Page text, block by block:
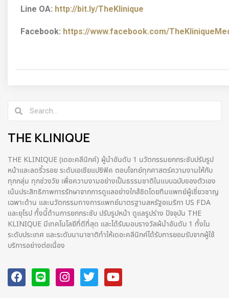
Line OA: http://bit.ly/TheKlinique
Facebook: https://www.facebook.com/
THE KLINIQUE
THE KLINIQUE (เดอะคลีนิกค์) ผู้นำอันดับ 1 นวัตกรรมยกกระชับปรับรูป
หน้าและลดริ้วรอย ระดับเอเชียแปซิฟิค ตอบโจทย์ทุกศาสตร์ความงามให้กับ
ทุกกลุ่ม ทุกช่วงวัย เพื่อความงามอย่างเป็นธรรมชาติในแบบฉบับของตัวเอง
เน้นประสิทธิภาพการรักษาจากการดูแลอย่างใกล้ชิดโดยทีมแพทย์ผู้เชี่ยวชาญ
เฉพาะด้าน และนวัตกรรมทางการแพทย์มาตรฐานสหรัฐอเมริกา US FDA
และยุโรป ทั้งนี้ด้านการยกกระชับ ปรับรูปหน้า ดูแลรูปร่าง ปัจจุบัน THE
KLINIQUE มีเทคโนโลยีที่ดีที่สุด และได้รับมอบรางวัลผ้นำอันดับ 1 ทั้งใน
ระดับประเทศ และระดับนานาชาติทําให้เดอะคลีนิกค์ได้รับการยอมรับจากผู้ใช้
บริการอย่างต่อเนื่อง